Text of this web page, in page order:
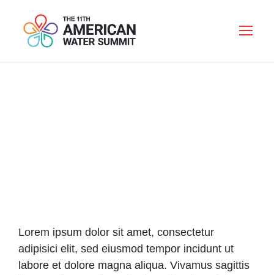
Lorem ipsum dolor sit amet, consectetur
adipisici elit, sed eiusmod tempor incidunt ut
labore et dolore magna aliqua. Vivamus sagittis